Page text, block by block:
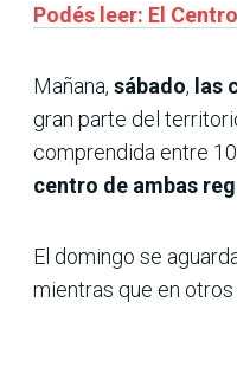
Podés leer: El
Mañana, sábado, las
gran parte del
comprendida entre
centro de ambas
El domingo se
mientras que en